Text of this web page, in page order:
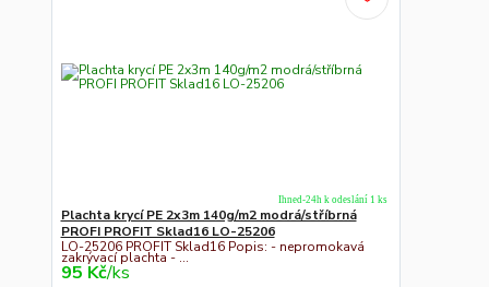
Plachta krycí PE 2x3m 140g/m2 modrá/stříbrná
PROFI PROFIT Sklad16 LO-25206
LO-25206 PROFIT Sklad16 Popis: - nepromokavá
zakrývací plachta - ...
95 Kč/ks
Ihned-24h k odeslání 1 ks